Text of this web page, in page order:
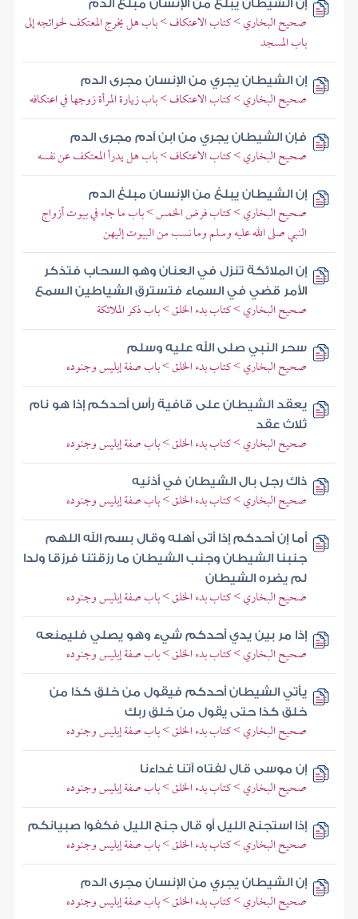
إن الشيطان يبلغ من الإنسان مبلغ الدم
صحيح البخاري > كتاب الاعتكاف > باب هل يخرج المعتكف لحوائجه إلى
باب المسجد
إن الشيطان يجري من الإنسان مجرى الدم
صحيح البخاري > كتاب الاعتكاف > باب زيارة المرأة زوجها في اعتكافه
فإن الشيطان يجري من ابن آدم مجرى الدم
صحيح البخاري > كتاب الاعتكاف > باب هل يدرأ المعتكف عن نفسه
إن الشيطان يبلغ من الإنسان مبلغ الدم
صحيح البخاري > كتاب فرض الخمس > باب ما جاء في بيوت أزواج
النبي صلى الله عليه وسلم وما نسب من البيوت إليهن
إن الملائكة تنزل في العنان وهو السحاب فتذكر
الأمر قضي في السماء فتسترق الشياطين السمع
صحيح البخاري > كتاب بدء الخلق > باب ذكر الملائكة
سحر النبي صلى الله عليه وسلم
صحيح البخاري > كتاب بدء الخلق > باب صفة إبليس وجنوده
يعقد الشيطان على قافية رأس أحدكم إذا هو نام
ثلاث عقد
صحيح البخاري > كتاب بدء الخلق > باب صفة إبليس وجنوده
ذاك رجل بال الشيطان في أذنيه
صحيح البخاري > كتاب بدء الخلق > باب صفة إبليس وجنوده
أما إن أحدكم إذا أتى أهله وقال بسم الله اللهم
جنبنا الشيطان وجنب الشيطان ما رزقتنا فرزقا ولدا
لم يضره الشيطان
صحيح البخاري > كتاب بدء الخلق > باب صفة إبليس وجنوده
إذا مر بين يدي أحدكم شيء وهو يصلي فليمنعه
صحيح البخاري > كتاب بدء الخلق > باب صفة إبليس وجنوده
يأتي الشيطان أحدكم فيقول من خلق كذا من
خلق كذا حتى يقول من خلق ربك
صحيح البخاري > كتاب بدء الخلق > باب صفة إبليس وجنوده
إن موسى قال لفتاه آتنا غداءنا
صحيح البخاري > كتاب بدء الخلق > باب صفة إبليس وجنوده
إذا استجنح الليل أو قال جنح الليل فكفوا صبيانكم
صحيح البخاري > كتاب بدء الخلق > باب صفة إبليس وجنوده
إن الشيطان يجري من الإنسان مجرى الدم
صحيح البخاري > كتاب بدء الخلق > باب صفة إبليس وجنوده